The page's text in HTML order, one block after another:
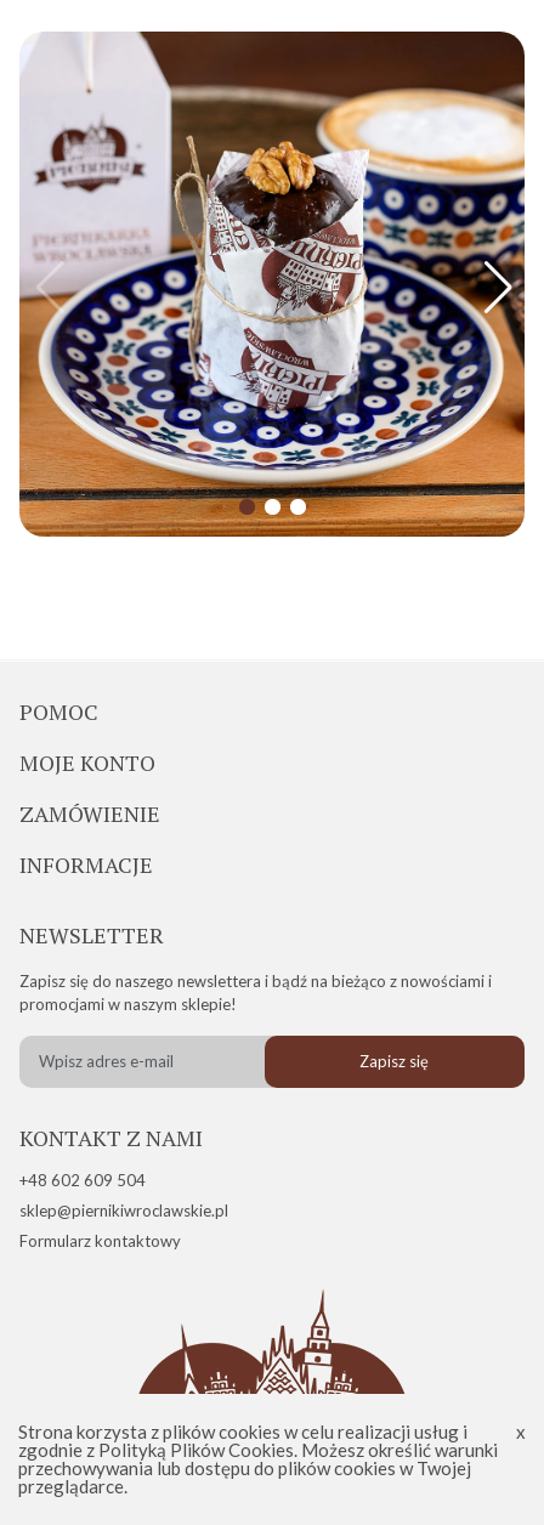
Strona korzysta z plików cookies w celu realizacji usług i
zgodnie z Polityką Plików Cookies. Możesz określić warunki
przechowywania lub dostępu do plików cookies w Twojej
przeglądarce.
POMOC
MOJE KONTO
ZAMÓWIENIE
INFORMACJE
NEWSLETTER
Zapisz się do naszego newslettera i bądź na bieżąco z nowościami i
promocjami w naszym sklepie!
Zapisz się
KONTAKT Z NAMI
+48 602 609 504
sklep@piernikiwroclawskie.pl
Formularz kontaktowy